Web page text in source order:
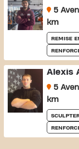
5
km
REMISE
Alexis
5
km